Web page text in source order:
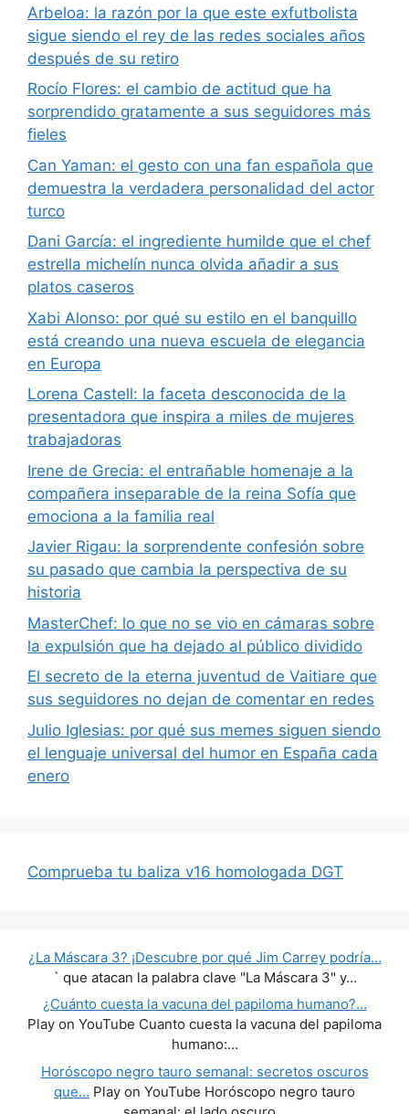
Arbeloa: la razón por la que este exfutbolista
sigue siendo el rey de las redes sociales años
después de su retiro
Rocío Flores: el cambio de actitud que ha
sorprendido gratamente a sus seguidores más
fieles
Can Yaman: el gesto con una fan española que
demuestra la verdadera personalidad del actor
turco
Dani García: el ingrediente humilde que el chef
estrella michelín nunca olvida añadir a sus
platos caseros
Xabi Alonso: por qué su estilo en el banquillo
está creando una nueva escuela de elegancia
en Europa
Lorena Castell: la faceta desconocida de la
presentadora que inspira a miles de mujeres
trabajadoras
Irene de Grecia: el entrañable homenaje a la
compañera inseparable de la reina Sofía que
emociona a la familia real
Javier Rigau: la sorprendente confesión sobre
su pasado que cambia la perspectiva de su
historia
MasterChef: lo que no se vio en cámaras sobre
la expulsión que ha dejado al público dividido
El secreto de la eterna juventud de Vaitiare que
sus seguidores no dejan de comentar en redes
Julio Iglesias: por qué sus memes siguen siendo
el lenguaje universal del humor en España cada
enero
Comprueba tu baliza v16 homologada DGT
¿La Máscara 3? ¡Descubre por qué Jim Carrey podría…
` que atacan la palabra clave "La Máscara 3" y…
¿Cuánto cuesta la vacuna del papiloma humano?…
Play on YouTube Cuanto cuesta la vacuna del papiloma
humano:…
Horóscopo negro tauro semanal: secretos oscuros
que… Play on YouTube Horóscopo negro tauro